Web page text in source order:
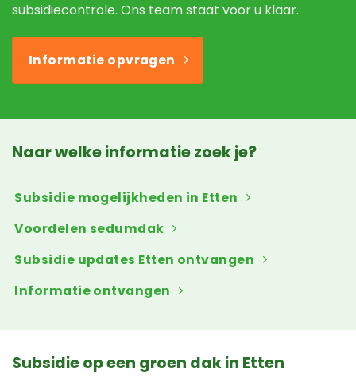
subsidiecontrole. Ons team staat voor u klaar.
Informatie opvragen
Naar welke informatie zoek je?
Subsidie mogelijkheden in Etten
Voordelen sedumdak
Subsidie updates Etten ontvangen
Informatie ontvangen
Subsidie op een groen dak in Etten